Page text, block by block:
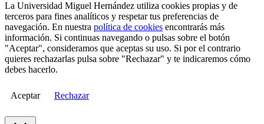
La Universidad Miguel Hernández utiliza cookies propias y de
terceros para fines analíticos y respetar tus preferencias de
navegación. En nuestra política de cookies encontrarás más
información. Si continuas navegando o pulsas sobre el botón
"Aceptar", consideramos que aceptas su uso. Si por el contrario
quieres rechazarlas pulsa sobre "Rechazar" y te indicaremos cómo
debes hacerlo.
Aceptar Rechazar